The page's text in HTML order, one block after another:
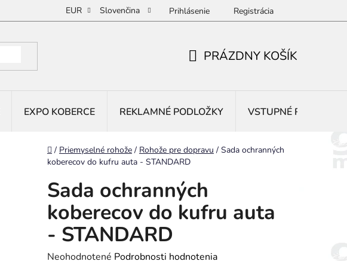
EUR Slovenčina Prihlásenie Registrácia
PRÁZDNY KOŠÍK
EXPO KOBERCE REKLAMNÉ PODLOŽKY VSTUPNÉ ROHOŽE
Domov
/ Priemyselné rohože / Rohože pre dopravu / Sada ochranných
koberecov do kufru auta - STANDARD
Sada ochranných
koberecov do kufru auta
- STANDARD
Priemerné
Neohodnotené Podrobnosti hodnotenia